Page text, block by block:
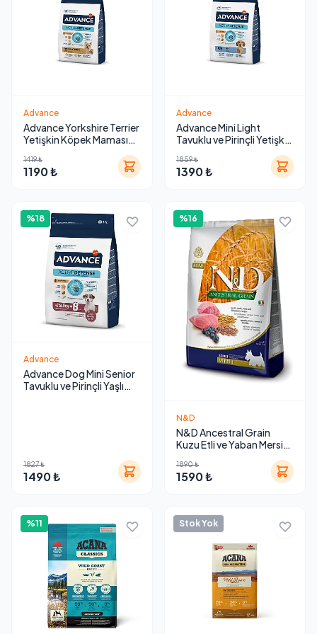
Advance
Advance Yorkshire Terrier
Yetişkin Köpek Maması
1419 ₺
1190 ₺
Advance
Advance Mini Light
Tavuklu ve Pirinçli Yetişkin
1859 ₺
1390 ₺
%18
Advance
Advance Dog Mini Senior
Tavuklu ve Pirinçli Yaşlı
1827 ₺
1490 ₺
%16
N&D
N&D Ancestral Grain
Kuzu Etli ve Yaban Mersinli
Maması
1890 ₺
1590 ₺
%11 Stok Yok